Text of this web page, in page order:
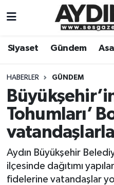
Siyaset Gündem
HABERLER GÜNDEM
Tohumları’
Aydın Büyükşehir
ilçesinde dağıtımı
fidelerine vatandaşlar
Gündem
Siyaset
Ekonomi
Eğitim
Aydın Hava Durumu
Aydin Namaz
Aydın Trafik
Tüm Manşetler